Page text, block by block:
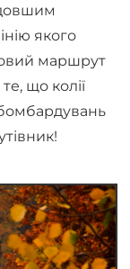
якого
маршрут
що колії